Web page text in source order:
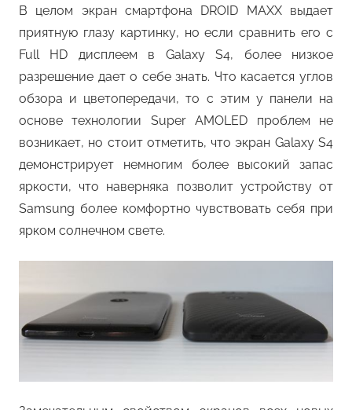
В целом экран смартфона DROID MAXX выдает
приятную глазу картинку, но если сравнить его с
Full HD дисплеем в Galaxy S4, более низкое
разрешение дает о себе знать. Что касается углов
обзора и цветопередачи, то с этим у панели на
основе технологии Super AMOLED проблем не
возникает, но стоит отметить, что экран Galaxy S4
демонстрирует немногим более высокий запас
яркости, что наверняка позволит устройству от
Samsung более комфортно чувствовать себя при
ярком солнечном свете.